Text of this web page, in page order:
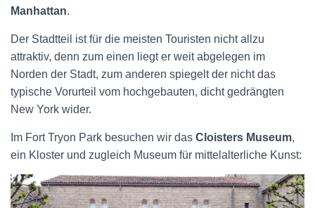
Manhattan.
Der Stadtteil ist für die meisten Touristen nicht allzu
attraktiv, denn zum einen liegt er weit abgelegen im
Norden der Stadt, zum anderen spiegelt der nicht das
typische Vorurteil vom hochgebauten, dicht gedrängten
New York wider.
Im Fort Tryon Park besuchen wir das Cloisters Museum,
ein Kloster und zugleich Museum für mittelalterliche Kunst: